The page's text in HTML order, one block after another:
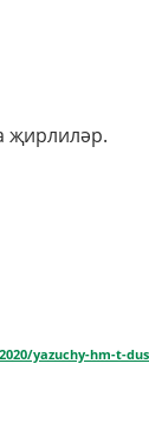
җирлиләр.
yazuchy-hm-t-